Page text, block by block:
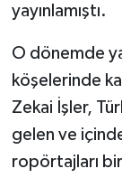
yayınlamıştı.
O dönemde
köşelerinde
Zekai İşler,
gelen ve
ropörtajları